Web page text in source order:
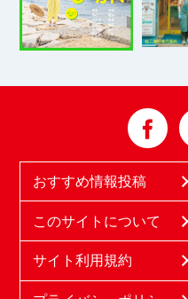
おすすめ情報投稿
このサイトについて
サイト利用規約